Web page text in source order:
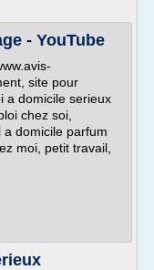
- YouTube
site pour
a domicile serieux
chez soi,
domicile parfum
moi, petit travail,